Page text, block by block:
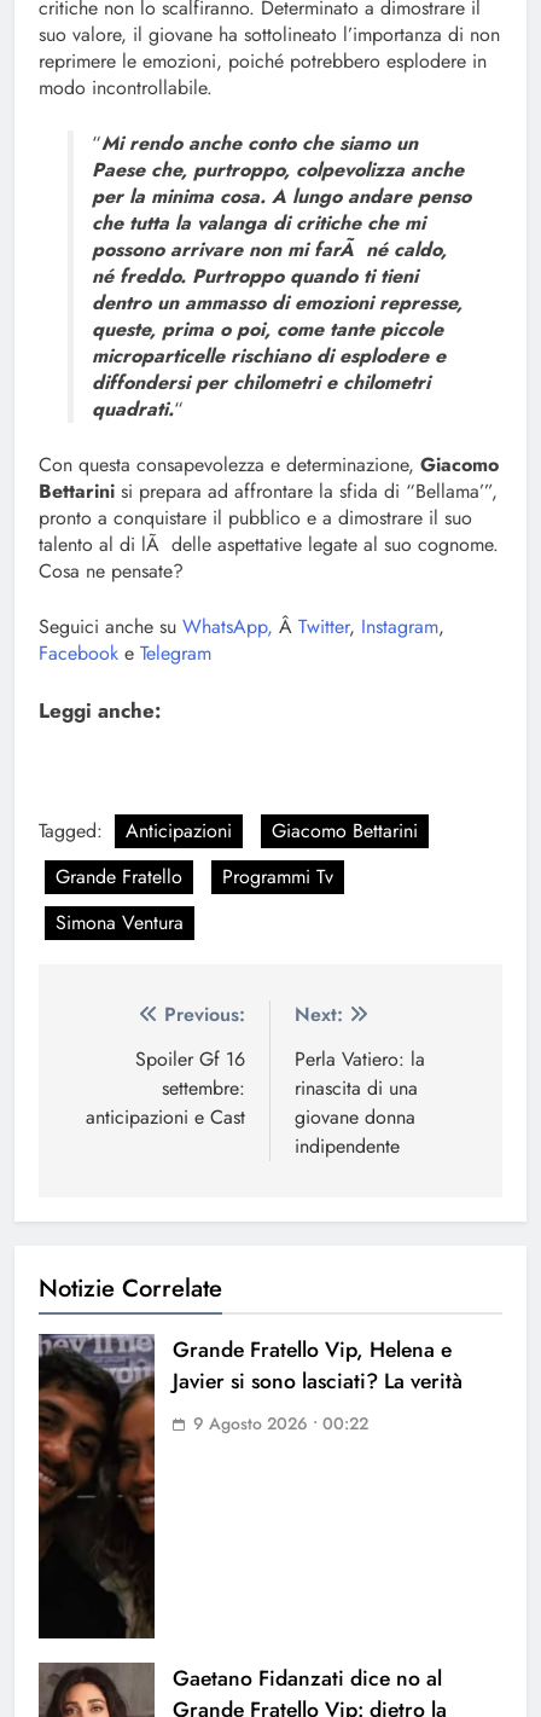
critiche non lo scalfiranno. Determinato a dimostrare il
suo valore, il giovane ha sottolineato l’importanza di non
reprimere le emozioni, poiché potrebbero esplodere in
modo incontrollabile.
“Mi rendo anche conto che siamo un
Paese che, purtroppo, colpevolizza anche
per la minima cosa. A lungo andare penso
che tutta la valanga di critiche che mi
possono arrivare non mi farÃ né caldo,
né freddo. Purtroppo quando ti tieni
dentro un ammasso di emozioni represse,
queste, prima o poi, come tante piccole
microparticelle rischiano di esplodere e
diffondersi per chilometri e chilometri
quadrati.“
Con questa consapevolezza e determinazione, Giacomo
Bettarini si prepara ad affrontare la sfida di “Bellama’”,
pronto a conquistare il pubblico e a dimostrare il suo
talento al di lÃ delle aspettative legate al suo cognome.
Cosa ne pensate?
Seguici anche su WhatsApp, Â Twitter, Instagram,
Facebook e Telegram
Leggi anche:
Tagged: Anticipazioni
Giacomo Bettarini
Grande Fratello
Programmi Tv
Simona Ventura
Navigazione
articoli
Previous:
Spoiler Gf 16
settembre:
anticipazioni e Cast
Next:
Perla Vatiero: la
rinascita di una
giovane donna
indipendente
Notizie Correlate
Grande Fratello Vip, Helena e
Javier si sono lasciati? La verità
9 Agosto 2026 • 00:22
Gaetano Fidanzati dice no al
Grande Fratello Vip: dietro la